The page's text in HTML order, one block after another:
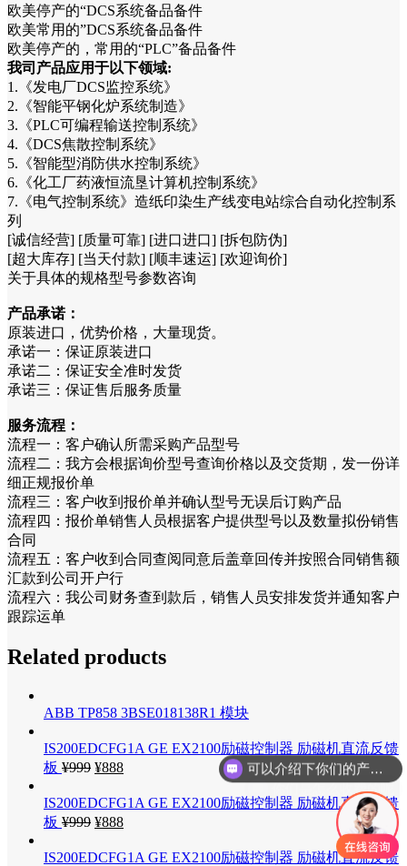
欧美停产的“DCS系统备品备件
欧美常用的”DCS系统备品备件
欧美停产的，常用的“PLC”备品备件
我司产品应用于以下领域:
1.《发电厂DCS监控系统》
2.《智能平钢化炉系统制造》
3.《PLC可编程输送控制系统》
4.《DCS焦散控制系统》
5.《智能型消防供水控制系统》
6.《化工厂药液恒流垦计算机控制系统》
7.《电气控制系统》造纸印染生产线变电站综合自动化控制系
列
[诚信经营] [质量可靠] [进口进口] [拆包防伪]
[超大库存] [当天付款] [顺丰速运] [欢迎询价]
关于具体的规格型号参数咨询
产品承诺：
原装进口，优势价格，大量现货。
承诺一：保证原装进口
承诺二：保证安全准时发货
承诺三：保证售后服务质量
服务流程：
流程一：客户确认所需采购产品型号
流程二：我方会根据询价型号查询价格以及交货期，发一份详
细正规报价单
流程三：客户收到报价单并确认型号无误后订购产品
流程四：报价单销售人员根据客户提供型号以及数量拟份销售
合同
流程五：客户收到合同查阅同意后盖章回传并按照合同销售额
汇款到公司开户行
流程六：我公司财务查到款后，销售人员安排发货并通知客户
跟踪运单
Related products
ABB TP858 3BSE018138R1 模块
IS200EDCFG1A GE EX2100励磁控制器 励磁机直流反馈
板 ¥999 ¥888
IS200EDCFG1A GE EX2100励磁控制器 励磁机直流反馈
板 ¥999 ¥888
IS200EDCFG1A GE EX2100励磁控制器 励磁机直流反馈
你们是怎么收费的呢